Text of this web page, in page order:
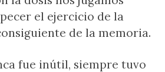
el ejercicio de la
de la memoria.
fue inútil, siempre tuvo